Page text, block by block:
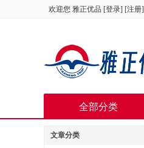
欢迎您 雅正优品 [登录] [注册]
全部分类
文章分类